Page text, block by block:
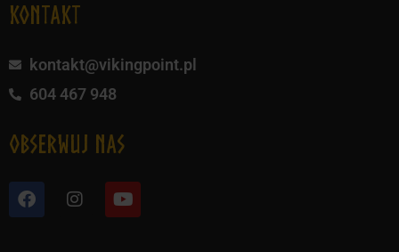
KONTAKT
kontakt@vikingpoint.pl
604 467 948
obserwuj nas